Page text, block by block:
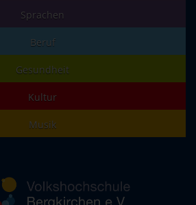
Sprachen
Beruf
Gesundheit
Kultur
Musik